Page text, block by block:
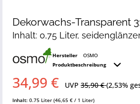
Dekorwachs-Transparent
Inhalt: 0,75 Liter,
Hersteller
OSMO
Produktbeschreibung
34,99 € UVP 35,90 €(2,53%
Inhalt: 0.75 Liter (46,65 € / 1 Liter)